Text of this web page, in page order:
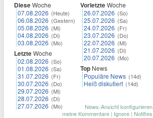
DieseWoche
07.08.2026 (Heute)
06.08.2026 (Gestern)
05.08.2026 (Mi)
04.08.2026 (Di)
03.08.2026 (Mo)
LetzteWoche
02.08.2026 (So)
01.08.2026 (Sa)
31.07.2026 (Fr)
30.07.2026 (Do)
29.07.2026 (Mi)
28.07.2026 (Di)
27.07.2026 (Mo)
VorletzteWoche
26.07.2026 (So)
25.07.2026 (Sa)
24.07.2026 (Fr)
23.07.2026 (Do)
22.07.2026 (Mi)
21.07.2026 (Di)
20.07.2026 (Mo)
Top News
Populäre News (14d)
Heiß diskutiert (14d)
News-Ansicht konfigurieren
meine Kommentare | Ignore | Notifies